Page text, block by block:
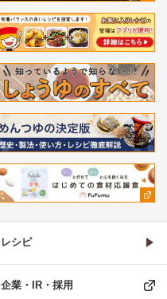
レシピ
企業・IR・採用